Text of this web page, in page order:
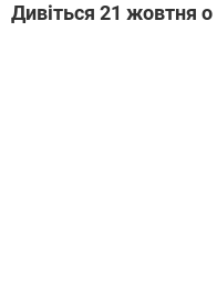
Дивіться 21 жовтня о